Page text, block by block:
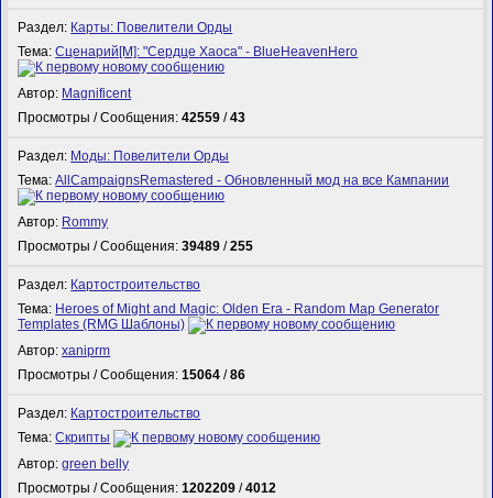
Раздел: Карты: Повелители Орды
Тема:Сценарий[M]: "Сердце Хаоса" - BlueHeavenHero
Автор: Magnificent
Просмотры / Сообщения:42559 /43
Раздел: Моды: Повелители Орды
Тема:AllCampaignsRemastered - Обновленный мод на все Кампании
Автор: Rommy
Просмотры / Сообщения:39489 /255
Раздел: Картостроительство
Тема: Heroes of Might and Magic: Olden Era - Random Map Generator
Templates (RMG Шаблоны)
Автор:xaniprm
Просмотры / Сообщения:15064 /86
Раздел: Картостроительство
Тема:Скрипты
Автор:green belly
Просмотры / Сообщения:1202209 /4012